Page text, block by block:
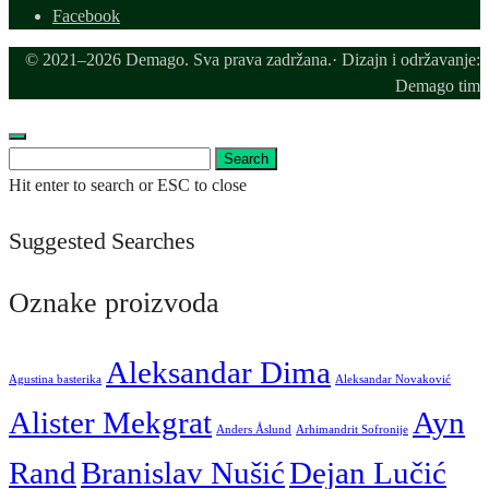
Facebook
© 2021–2026 Demago. Sva prava zadržana.· Dizajn i održavanje:
Demago tim
for:
Search
Hit enter to search or ESC to close
Suggested Searches
Oznake proizvoda
Agustina basterika Aleksandar Dima Aleksandar Novaković
Alister Mekgrat Anders Åslund Arhimandrit Sofronije Ayn
RandBranislav NušićDejan Lučić